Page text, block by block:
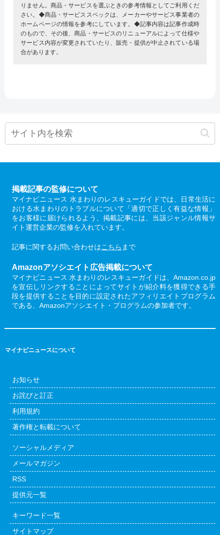
りません。商品・サービスを選ぶときの参考情報としてご利用くだ
さい。◆商品・サービススペックは、メーカーやサービス事業者の
ホームページの情報を参考にしています。◆記事内容は記事作成時
のもので、その後、商品・サービスのリニューアルによって仕様や
サービス内容が変更されていたり、販売・提供が中止されている場
合があります。
掲載記事の監修について
マイナビニュース 水まわりのレスキューガイドでは、日常生活に
おける水まわりのトラブルについて「適切で正しく有益な情報」
をお客様に届けられるよう、掲載記事には、当該ジャンル情報サ
イト運営企業の監修を入れています。
記事に関するお問い合わせはこちら まで
Amazonアソシエイト広告掲載について
マイナビニュース 水まわりのレスキューガイドは、Amazon.co.jp
を宣伝しリンクすることによってサイトが紹介料を獲得できる手
段を提供することを目的に設定されたアフィリエイトプログラム
である、Amazonアソシエイト・プログラムの参加者です。
マイナビニュースについて
お知らせ
お詫びと訂正
利用規約
著作権と転載について
ソーシャルメディア
メールマガジン
RSS
提供元一覧
キーワード一覧
サイトマップ